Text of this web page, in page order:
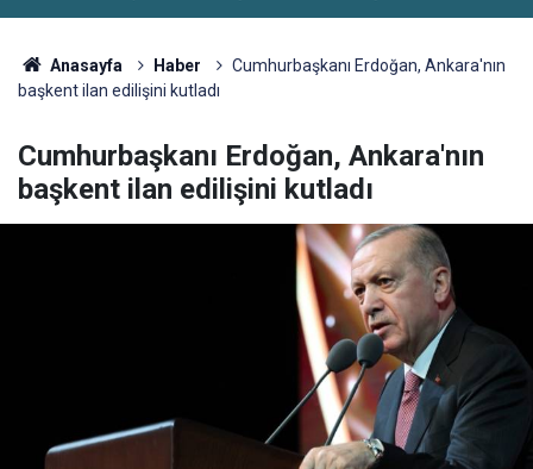
Anasayfa Haber
Cumhurbaşkanı Erdoğan, Ankara'nın
başkent ilan edilişini kutladı
Cumhurbaşkanı Erdoğan, Ankara'nın
başkent ilan edilişini kutladı